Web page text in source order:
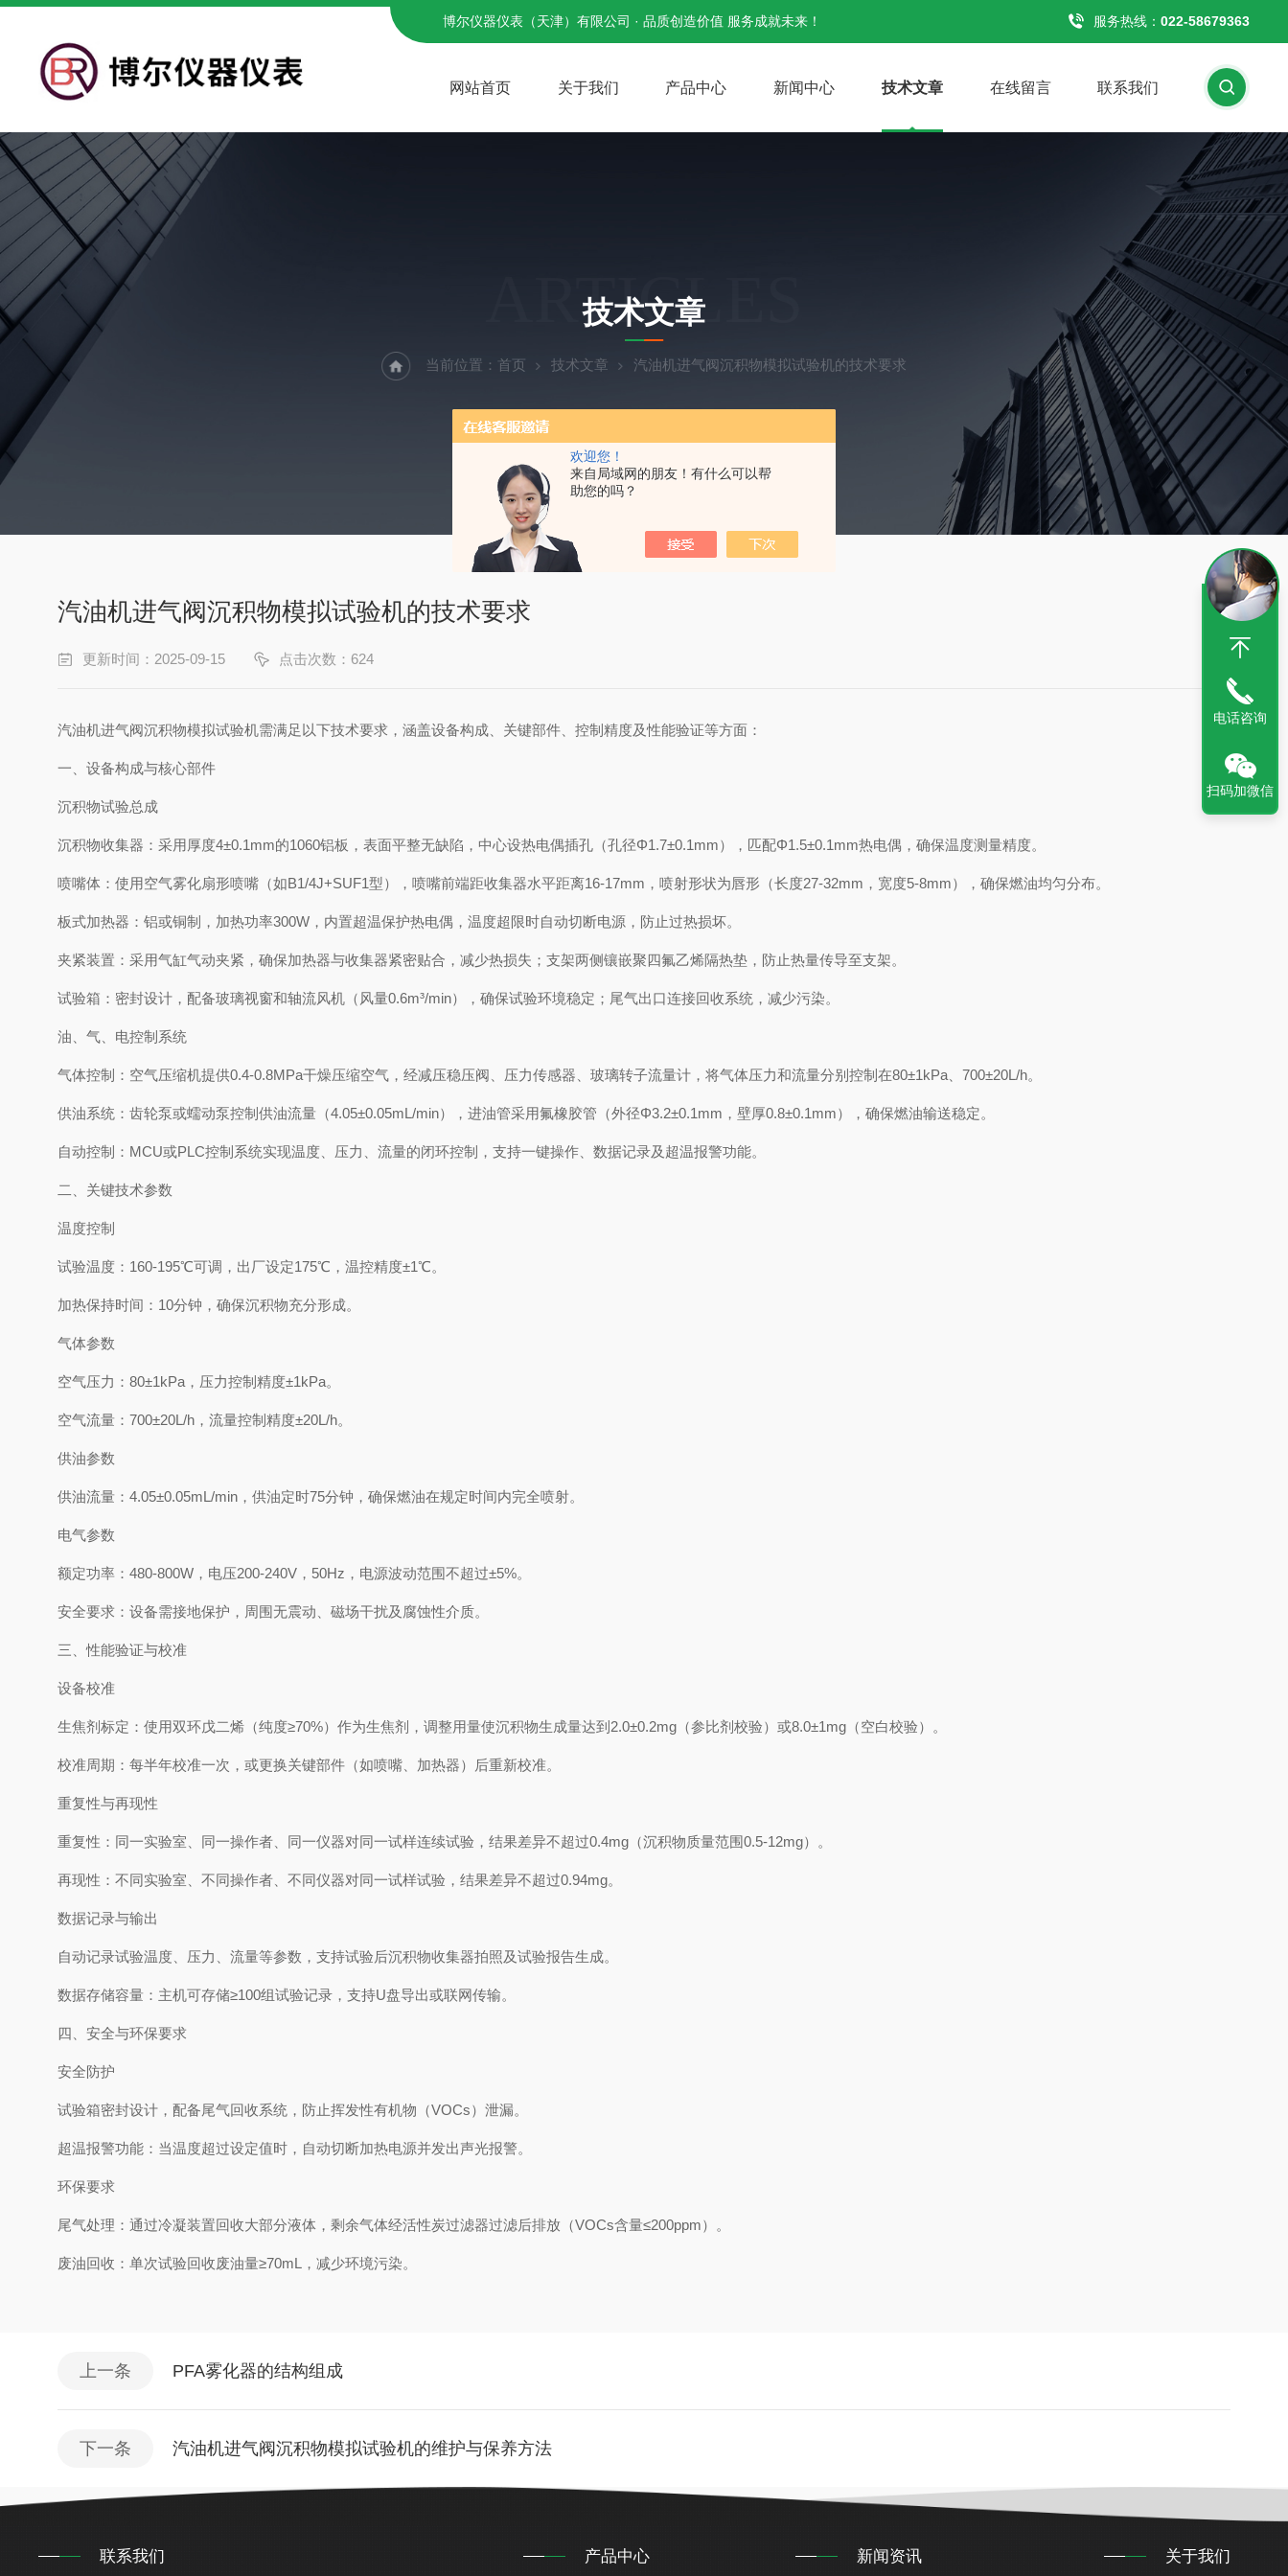
欢迎您！
来自局域网的朋友！有什么可以帮
助您的吗？
博尔仪器仪表（天津）有限公司 · 品质创造价值 服务成就未来！ 服务热线： 022-58679363
网站首页 关于我们 产品中心 新闻中心 技术文章 在线留言 联系我们
ARTICLES
技术文章
当前位置： 首页 技术文章 汽油机进气阀沉积物模拟试验机的技术要求
汽油机进气阀沉积物模拟试验机的技术要求
更新时间：2025-09-15 点击次数：624
汽油机进气阀沉积物模拟试验机需满足以下技术要求，涵盖设备构成、关键部件、控制精度及性能验证等方面：
一、设备构成与核心部件
沉积物试验总成
沉积物收集器：采用厚度4±0.1mm的1060铝板，表面平整无缺陷，中心设热电偶插孔（孔径Φ1.7±0.1mm），匹配Φ1.5±0.1mm热电偶，确保温度测量精度。
喷嘴体：使用空气雾化扇形喷嘴（如B1/4J+SUF1型），喷嘴前端距收集器水平距离16-17mm，喷射形状为唇形（长度27-32mm，宽度5-8mm），确保燃油均匀分布。
板式加热器：铝或铜制，加热功率300W，内置超温保护热电偶，温度超限时自动切断电源，防止过热损坏。
夹紧装置：采用气缸气动夹紧，确保加热器与收集器紧密贴合，减少热损失；支架两侧镶嵌聚四氟乙烯隔热垫，防止热量传导至支架。
试验箱：密封设计，配备玻璃视窗和轴流风机（风量0.6m³/min），确保试验环境稳定；尾气出口连接回收系统，减少污染。
油、气、电控制系统
气体控制：空气压缩机提供0.4-0.8MPa干燥压缩空气，经减压稳压阀、压力传感器、玻璃转子流量计，将气体压力和流量分别控制在80±1kPa、700±20L/h。
供油系统：齿轮泵或蠕动泵控制供油流量（4.05±0.05mL/min），进油管采用氟橡胶管（外径Φ3.2±0.1mm，壁厚0.8±0.1mm），确保燃油输送稳定。
自动控制：MCU或PLC控制系统实现温度、压力、流量的闭环控制，支持一键操作、数据记录及超温报警功能。
二、关键技术参数
温度控制
试验温度：160-195℃可调，出厂设定175℃，温控精度±1℃。
加热保持时间：10分钟，确保沉积物充分形成。
气体参数
空气压力：80±1kPa，压力控制精度±1kPa。
空气流量：700±20L/h，流量控制精度±20L/h。
供油参数
供油流量：4.05±0.05mL/min，供油定时75分钟，确保燃油在规定时间内完全喷射。
电气参数
额定功率：480-800W，电压200-240V，50Hz，电源波动范围不超过±5%。
安全要求：设备需接地保护，周围无震动、磁场干扰及腐蚀性介质。
三、性能验证与校准
设备校准
生焦剂标定：使用双环戊二烯（纯度≥70%）作为生焦剂，调整用量使沉积物生成量达到2.0±0.2mg（参比剂校验）或8.0±1mg（空白校验）。
校准周期：每半年校准一次，或更换关键部件（如喷嘴、加热器）后重新校准。
重复性与再现性
重复性：同一实验室、同一操作者、同一仪器对同一试样连续试验，结果差异不超过0.4mg（沉积物质量范围0.5-12mg）。
再现性：不同实验室、不同操作者、不同仪器对同一试样试验，结果差异不超过0.94mg。
数据记录与输出
自动记录试验温度、压力、流量等参数，支持试验后沉积物收集器拍照及试验报告生成。
数据存储容量：主机可存储≥100组试验记录，支持U盘导出或联网传输。
四、安全与环保要求
安全防护
试验箱密封设计，配备尾气回收系统，防止挥发性有机物（VOCs）泄漏。
超温报警功能：当温度超过设定值时，自动切断加热电源并发出声光报警。
环保要求
尾气处理：通过冷凝装置回收大部分液体，剩余气体经活性炭过滤器过滤后排放（VOCs含量≤200ppm）。
废油回收：单次试验回收废油量≥70mL，减少环境污染。
上一条 PFA雾化器的结构组成
下一条 汽油机进气阀沉积物模拟试验机的维护与保养方法
联系我们 产品中心 新闻资讯 关于我们
电话咨询
扫码加微信